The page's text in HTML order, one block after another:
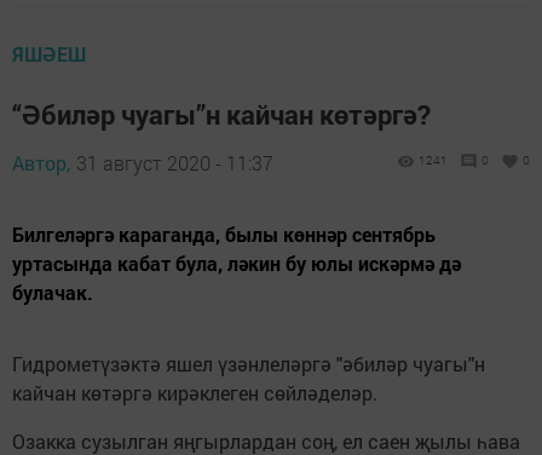
ЯШӘЕШ
“Әбиләр чуагы”н кайчан көтәргә?
Автор, 31 август 2020 - 11:37 1241 0 0
Билгеләргә караганда, былы көннәр сентябрь
уртасында кабат була, ләкин бу юлы искәрмә дә
булачак.
Гидрометүзәктә яшел үзәнлеләргә "әбиләр чуагы"н
кайчан көтәргә кирәклеген сөйләделәр.
Озакка сузылган яңгырлардан соң, ел саен җылы һава